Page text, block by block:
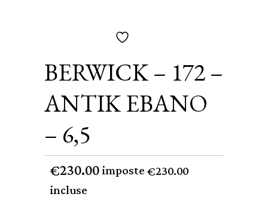
BERWICK – 172 –
ANTIK EBANO
– 6,5
€230.00imposte€230.00
incluse